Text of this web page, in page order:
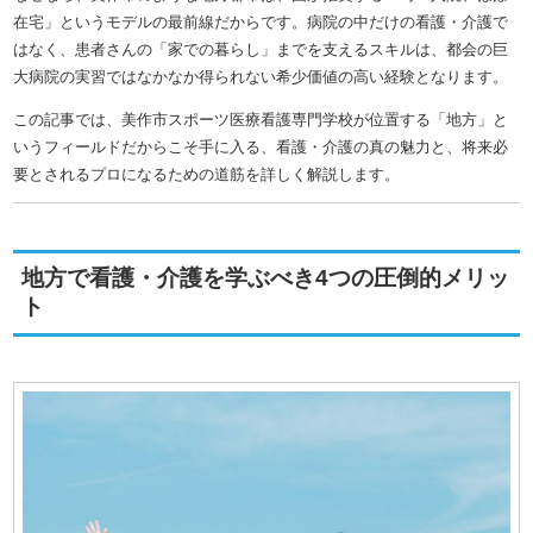
在宅」というモデルの最前線だからです。病院の中だけの看護・介護で
はなく、患者さんの「家での暮らし」までを支えるスキルは、都会の巨
大病院の実習ではなかなか得られない希少価値の高い経験となります。
この記事では、美作市スポーツ医療看護専門学校が位置する「地方」と
いうフィールドだからこそ手に入る、看護・介護の真の魅力と、将来必
要とされるプロになるための道筋を詳しく解説します。
地方で看護・介護を学ぶべき4つの圧倒的メリッ
ト